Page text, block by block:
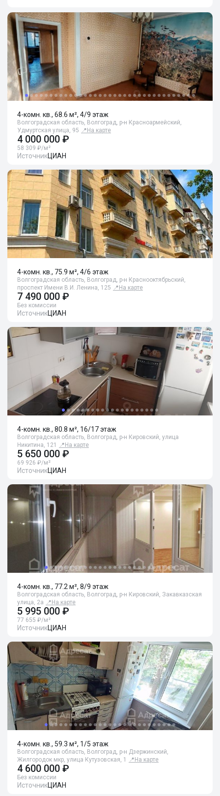
4-комн. кв., 68.6 м², 4/9 этаж
Волгоградская область, Волгоград, р-н Красноармейский,
Удмуртская улица, 95 📍 На карте
4 000 000 ₽
58 309 ₽/м²
ИсточникЦИАН
4-комн. кв., 75.9 м², 4/6 этаж
Волгоградская область, Волгоград, р-н Краснооктябрьский,
проспект Имени В.И. Ленина, 125 📍 На карте
7 490 000 ₽
Без комиссии
ИсточникЦИАН
4-комн. кв., 80.8 м², 16/17 этаж
Волгоградская область, Волгоград, р-н Кировский, улица
Никитина, 121
📍 На карте
5 650 000 ₽
69 926 ₽/м²
ИсточникЦИАН
4-комн. кв., 77.2 м², 8/9 этаж
Волгоградская область, Волгоград, р-н Кировский, Закавказская
улица, 2а 📍 На карте
5 995 000 ₽
77 655 ₽/м²
ИсточникЦИАН
4-комн. кв., 59.3 м², 1/5 этаж
Волгоградская область, Волгоград, р-н Дзержинский,
Жилгородок мкр, улица Кутузовская, 1
📍 На карте
4 600 000 ₽
Без комиссии
ИсточникЦИАН